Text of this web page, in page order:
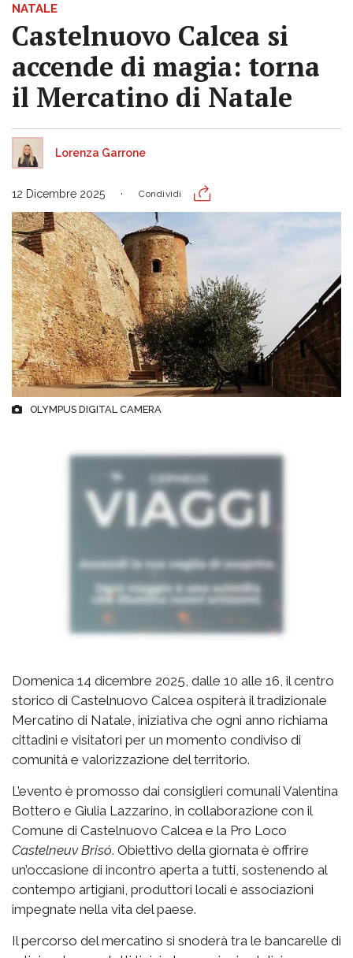
NATALE
Castelnuovo Calcea si
accende di magia: torna
il Mercatino di Natale
Lorenza Garrone
12 Dicembre 2025 Condividi
OLYMPUS DIGITAL CAMERA
Domenica 14 dicembre 2025, dalle 10 alle 16, il centro
storico di Castelnuovo Calcea ospiterà il tradizionale
Mercatino di Natale, iniziativa che ogni anno richiama
cittadini e visitatori per un momento condiviso di
comunità e valorizzazione del territorio.
L’evento è promosso dai consiglieri comunali Valentina
Bottero e Giulia Lazzarino, in collaborazione con il
Comune di Castelnuovo Calcea e la Pro Loco
Castelneuv Brisó. Obiettivo della giornata è offrire
un’occasione di incontro aperta a tutti, sostenendo al
contempo artigiani, produttori locali e associazioni
impegnate nella vita del paese.
Il percorso del mercatino si snoderà tra le bancarelle di